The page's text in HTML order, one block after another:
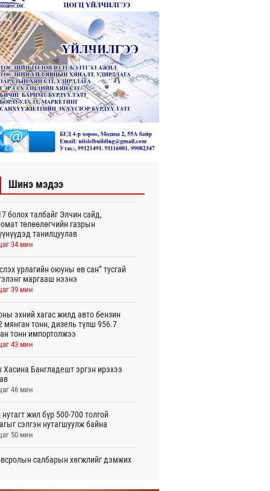
Шинэ мэдээ
болох талбайг Элчин сайд,
төлөөлөгчийн газрын
танилцуулав
34 мин
урлагийн оюуны өв сан” тусгай
маргааш нээнэ
39 мин
эхний хагас жилд авто бензин
мянган тонн, дизель түлш 956.7
тонн импортолжээ
43 мин
Хасина Бангладешт эргэн ирэхээ
46 мин
жил бүр 500-700 толгой
сэлгэн нутагшуулж байна
50 мин
салбарын хөгжлийг дэмжих